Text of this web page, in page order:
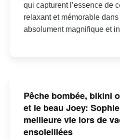
qui capturent l’essence de
relaxant et mémorable
absolument magnifique et
Pêche bombée, bikini
et le beau Joey:
meilleure vie lors de
ensoleillées